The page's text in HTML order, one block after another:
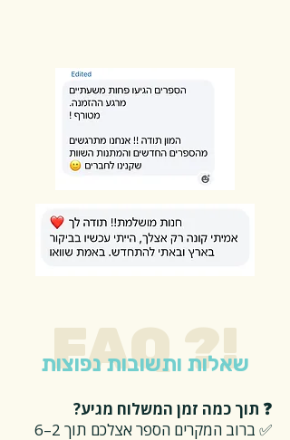
FAQ ?!
שאלות ותשובות נפוצות
❓ תוך כמה זמן המשלוח מגיע?
✅ ברוב המקרים הספר אצלכם תוך 2–6